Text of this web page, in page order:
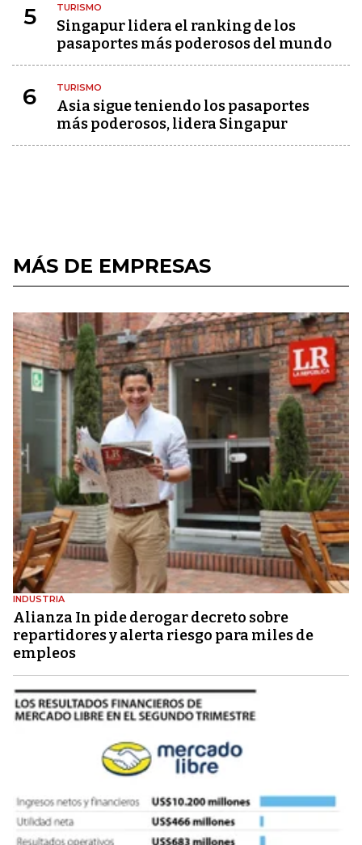
5 TURISMO
Singapur lidera el ranking de los
pasaportes más poderosos del mundo
6 TURISMO
Asia sigue teniendo los pasaportes
más poderosos, lidera Singapur
MÁS DE EMPRESAS
INDUSTRIA
Alianza In pide derogar decreto sobre
repartidores y alerta riesgo para miles de
empleos